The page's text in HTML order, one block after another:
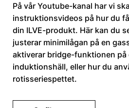
På vår Youtube-kanal har vi
instruktionsvideos på hur du
din ILVE-produkt. Här kan du
justerar minimilågan på en
aktiverar bridge-funktionen på
induktionshäll, eller hur du
rotisseriespettet.